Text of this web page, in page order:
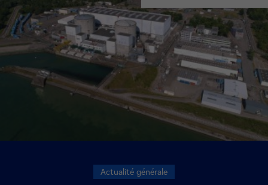
Actualité générale